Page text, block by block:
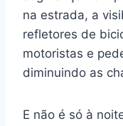
na estrada, a
refletores de
motoristas e
diminuindo as
E não é só à